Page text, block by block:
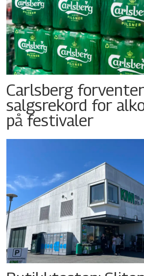
Carlsberg forventer
salgsrekord for
på festivaler